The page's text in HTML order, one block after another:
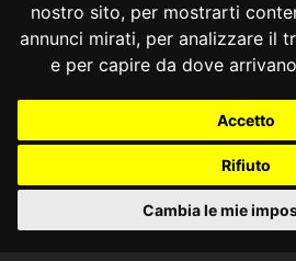
nostro sito, per mostrarti
annunci mirati, per analizzare il
e per capire da dove
Accetto
Rifiuto
Cambia le mie